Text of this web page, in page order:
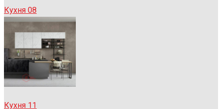
Кухня 08
Кухня 11